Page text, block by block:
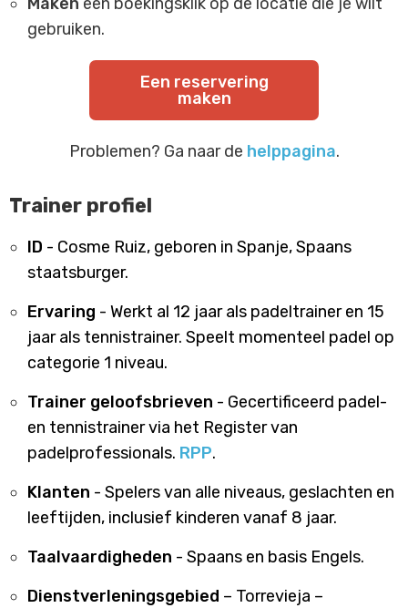
gebruiken.
Een reservering
maken
Problemen? Ga naar de helppagina.
Trainer profiel
ID - Cosme Ruiz, geboren in Spanje, Spaans
staatsburger.
Ervaring - Werkt al 12 jaar als padeltrainer en 15
jaar als tennistrainer. Speelt momenteel padel op
categorie 1 niveau.
Trainer geloofsbrieven - Gecertificeerd padel-
en tennistrainer via het Register van
padelprofessionals. RPP.
Klanten - Spelers van alle niveaus, geslachten en
leeftijden, inclusief kinderen vanaf 8 jaar.
Taalvaardigheden - Spaans en basis Engels.
Dienstverleningsgebied – Torrevieja –